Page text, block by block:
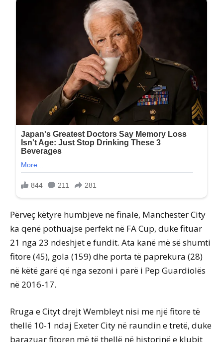
Përveç këtyre humbjeve në finale, Manchester City
ka qenë pothuajse perfekt në FA Cup, duke fituar
21 nga 23 ndeshjet e fundit. Ata kanë më së shumti
fitore (45), gola (159) dhe porta të paprekura (28)
në këtë garë që nga sezoni i parë i Pep Guardiolës
në 2016-17.
Rruga e Cityt drejt Wembleyt nisi me një fitore të
thellë 10-1 ndaj Exeter City në raundin e tretë, duke
barazuar fitoren më të thellë në historinë e klubit